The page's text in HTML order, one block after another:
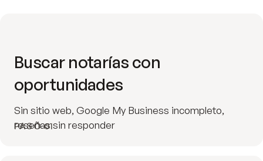
PASO 01
Buscar notarías con
oportunidades
Sin sitio web, Google My Business incompleto,
reseñas sin responder